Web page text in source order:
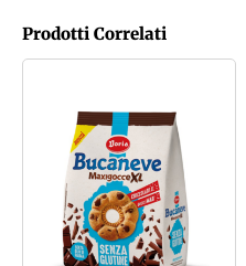
Prodotti Correlati